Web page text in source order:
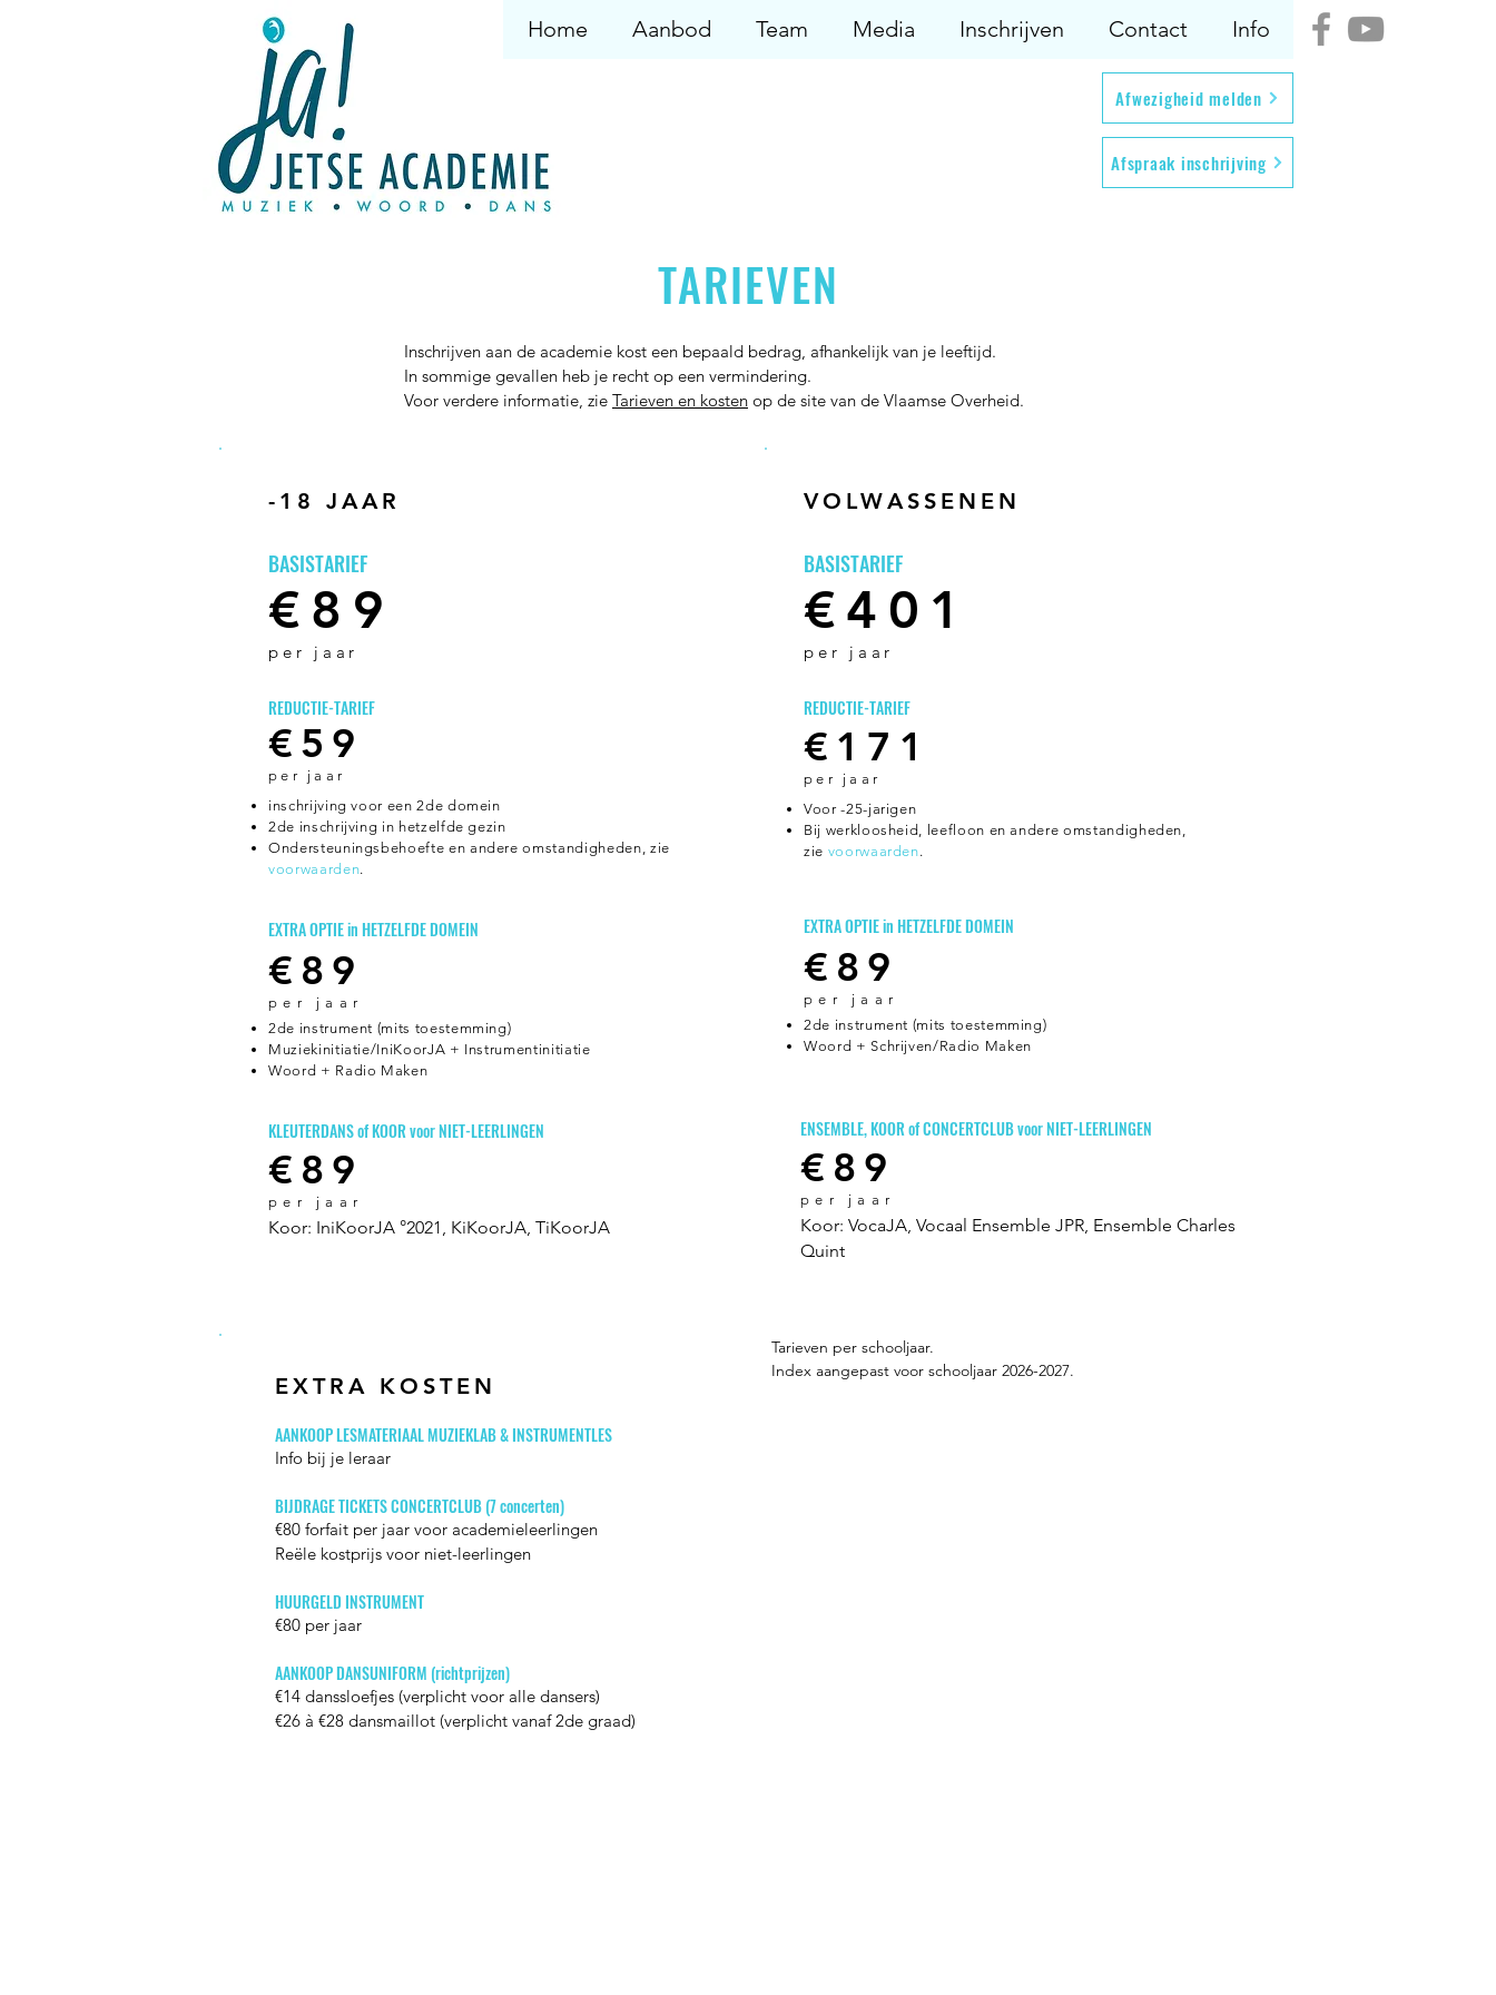
Afwezigheid melden
Home Aanbod Team Media Inschrijven Contact Info
Afspraak inschrijving
TARIEVEN
Inschrijven aan de academie kost een bepaald bedrag, afhankelijk van je leeftijd.
In sommige gevallen heb je recht op een vermindering.
Voor verdere informatie, zie Tarieven en kosten op de site van de Vlaamse Overheid.
-18 JAAR
BASISTARIEF
€89
p er jaa r
REDUCTIE-TARIEF
€59
pe r jaar
inschrijving voor een 2de domein
2de inschrijving in hetzelfde gezin
Ondersteuningsbehoefte en andere omstandigheden, zie
voorwaarden.
EXTRA OPTIE in HETZELFDE DOMEIN
€89
per jaar
2de instrument (mits toestemming)
Muziekinitiatie/IniKoorJA + Instrumentinitiatie
Woord + Radio Maken
KLEUTERDANS of KOOR voor NIET-LEERLINGEN
€89
per jaar
Koor: IniKoorJA °2021, KiKoorJA, TiKoorJA
EXTRA KOSTEN
AANKOOP LESMATERIAAL MUZIEKLAB & INSTRUMENTLES
Info bij je leraar
BIJDRAGE TICKETS CONCERTCLUB (7 concerten)
€80 forfait per jaar voor academieleerlingen
​Reële kostprijs voor niet-leerlingen
HUURGELD INSTRUMENT
€80 per jaar
AANKOOP DANSUNIFORM (richtprijzen)
€14 danssloefjes (verplicht voor alle dansers)
€26 à €28 dansmaillot (verplicht vanaf 2de graad)
VOLWASSENEN
BASISTARIEF
€401
per jaar
REDUCTIE-TARIEF
€171
per jaar
Voor -25-jarigen
Bij werkloosheid, leefloon en andere omstandigheden,
zie voorwaarden.
EXTRA OPTIE in HETZELFDE DOMEIN
€89
per jaar
2de instrument (mits toestemming)
Woord + Schrijven/Radio Maken
ENSEMBLE, KOOR of CONCERTCLUB voor NIET-LEERLINGEN
€89
per jaar
Koor: VocaJA, Vocaal Ensemble JPR, Ensemble Charles
Quint
Tarieven per schooljaar.
Index aangepast voor schooljaar 2026-2027.